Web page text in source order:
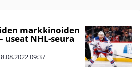
markkinoiden
useat NHL-seura
09:37